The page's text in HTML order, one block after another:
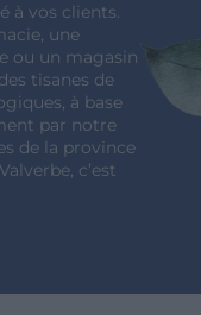
à vos clients.
une
ou un magasin
tisanes de
à base
par notre
de la province
c’est